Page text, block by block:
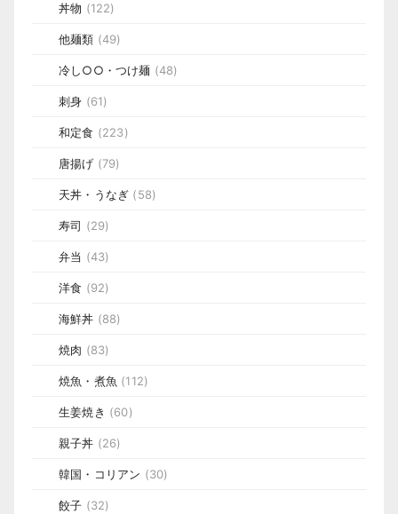
丼物 (122)
他麺類 (49)
冷し○○・つけ麺 (48)
刺身 (61)
和定食 (223)
唐揚げ (79)
天丼・うなぎ (58)
寿司 (29)
弁当 (43)
洋食 (92)
海鮮丼 (88)
焼肉 (83)
焼魚・煮魚 (112)
生姜焼き (60)
親子丼 (26)
韓国・コリアン (30)
餃子 (32)